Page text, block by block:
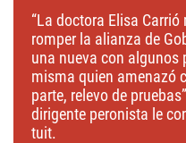
“La doctora Elisa
romper la alianza de
una nueva con algunos
misma quien amenazó
parte, relevo de
dirigente peronista le
tuit.